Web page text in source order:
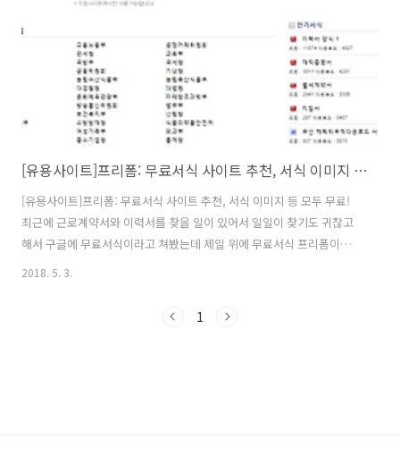
[유용사이트]프리폼: 무료서식 사이트 추천, 서식 이미지 등 모두 무료!
[유용사이트]프리폼: 무료서식 사이트 추천, 서식 이미지 등 모두 무료!
최근에 근로계약서와 이력서를 찾을 일이 있어서 일일이 찾기도 귀찮고
해서 구글에 무료서식이라고 쳐봤는데 제일 위에 무료서식 프리폼이라
고 뜨길래 들어가봤다. 프리폼 바로가기: http://freeforms.co.kr/ 설
봐라 하는 맘으로... 부들부들 시험삼아 오른쪽 메뉴 [인기서식]에서 [이
2018. 5. 3.
1